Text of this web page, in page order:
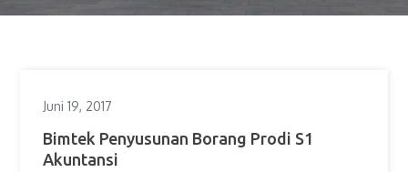
Juni 19, 2017
Bimtek Penyusunan Borang Prodi S1
Akuntansi